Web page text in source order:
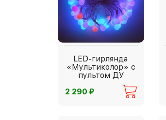
LED-гирлянда
«Мультиколор» с
пультом ДУ
2 290 ⃏